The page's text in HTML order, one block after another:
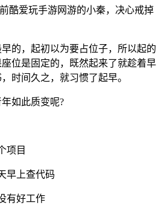
酷爱玩手游网游的小秦，决心戒掉
的，起初以为要占位子，所以起的
位是固定的，既然起来了就趁着早
时间久之，就习惯了起早。
如此质变呢?
项目
早上查代码
有好工作